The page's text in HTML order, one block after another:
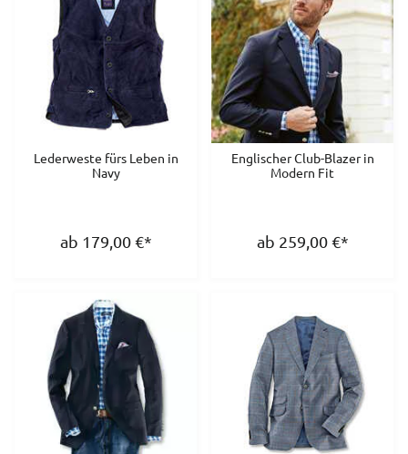
Lederweste fürs Leben in
Navy
ab 179,00€*
Englischer Club-Blazer in
Modern Fit
ab 259,00€*